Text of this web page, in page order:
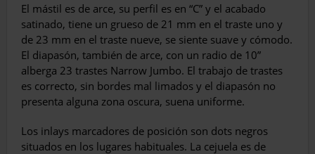
El mástil es de arce, su perfil es en “C” y el acabado
satinado, tiene un grueso de 21 mm en el traste uno y
de 23 mm en el traste nueve, se siente suave y cómodo.
El diapasón, también de arce, con un radio de 10”
alberga 23 trastes Narrow Jumbo. El trabajo de trastes
es correcto, sin bordes mal limados y el diapasón no
presenta alguna zona oscura, suena uniforme.
Los inlays marcadores de posición son dots negros
situados en los lugares habituales. La cejuela es de